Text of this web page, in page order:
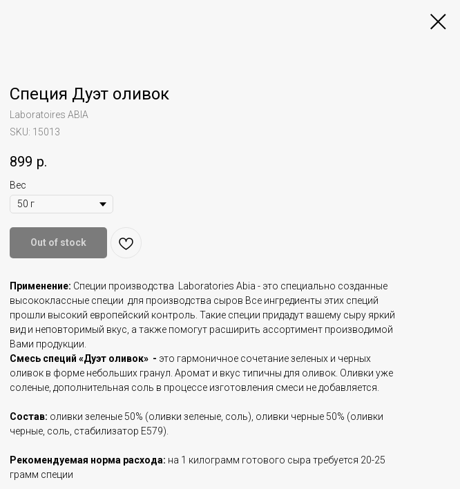
Специя Дуэт оливок
Laboratoires ABIA
SKU: 15013
899 р.
Вес
Out of stock
Применение: Специи производства Laboratories Abia - это специально созданные
высококлассные специи для производства сыров Все ингредиенты этих специй
прошли высокий европейский контроль. Такие специи придадут вашему сыру яркий
вид и неповторимый вкус, а также помогут расширить ассортимент производимой
Вами продукции.
Смесь специй «Дуэт оливок» - это гармоничное сочетание зеленых и черных
оливок в форме небольших гранул. Аромат и вкус типичны для оливок. Оливки уже
соленые, дополнительная соль в процессе изготовления смеси не добавляется.
Состав: оливки зеленые 50% (оливки зеленые, соль), оливки черные 50% (оливки
черные, соль, стабилизатор Е579).
Рекомендуемая норма расхода: на 1 килограмм готового сыра требуется 20-25
грамм специи